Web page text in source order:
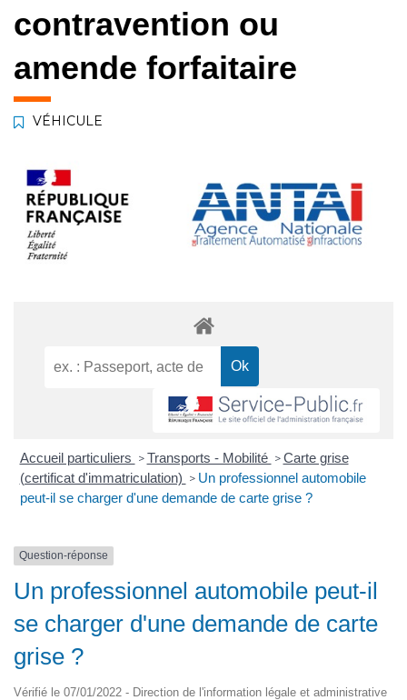
contravention ou
amende forfaitaire
VÉHICULE
Accueil particuliers > Transports - Mobilité > Carte grise
(certificat d'immatriculation) > Un professionnel automobile
peut-il se charger d'une demande de carte grise ?
Question-réponse
Un professionnel automobile peut-il
se charger d'une demande de carte
grise ?
Vérifié le 07/01/2022 - Direction de l'information légale et administrative